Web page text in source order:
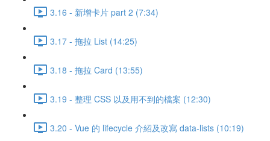
3.16 - 新增卡片 part 2 (7:34)
3.17 - 拖拉 List (14:25)
3.18 - 拖拉 Card (13:55)
3.19 - 整理 CSS 以及用不到的檔案 (12:30)
3.20 - Vue 的 lifecycle 介紹及改寫 data-lists (10:19)